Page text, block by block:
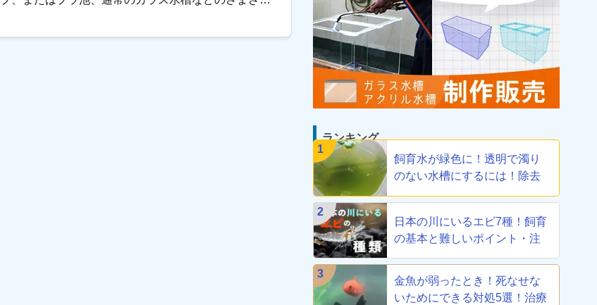
ランキング
1
飼育水が緑色に！透明で濁り
のない水槽にするには！除去
2
日本の川にいるエビ7種！飼育
の基本と難しいポイント・注
意点を解説
3
金魚が弱ったとき！死なせな
いためにできる対処5選！治療